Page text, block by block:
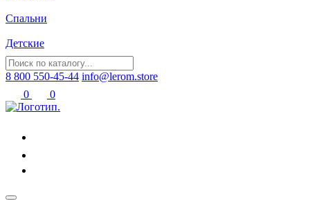
Спальни
Детские
8 800 550-45-44 info@lerom.store
0
0